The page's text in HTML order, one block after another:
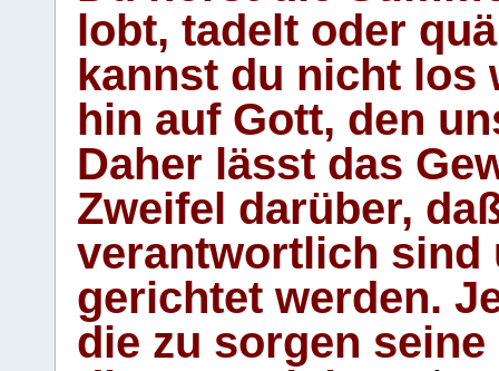
lobt, tadelt oder
kannst du nicht los
hin auf Gott, den
Daher lässt das
Zweifel darüber,
verantwortlich sind
gerichtet werden.
die zu sorgen